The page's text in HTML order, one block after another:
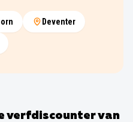
Deventer
verfdiscounter van